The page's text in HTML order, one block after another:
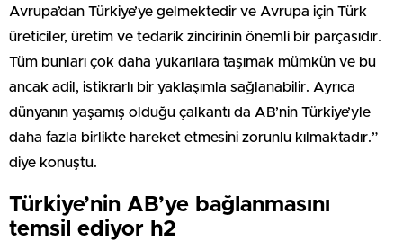
Avrupa’dan Türkiye’ye gelmektedir ve Avrupa için Türk
üreticiler, üretim ve tedarik zincirinin önemli bir parçasıdır.
Tüm bunları çok daha yukarılara taşımak mümkün ve bu
ancak adil, istikrarlı bir yaklaşımla sağlanabilir. Ayrıca
dünyanın yaşamış olduğu çalkantı da AB’nin Türkiye’yle
daha fazla birlikte hareket etmesini zorunlu kılmaktadır.”
diye konuştu.
Türkiye’nin AB’ye bağlanmasını
temsil ediyor h2